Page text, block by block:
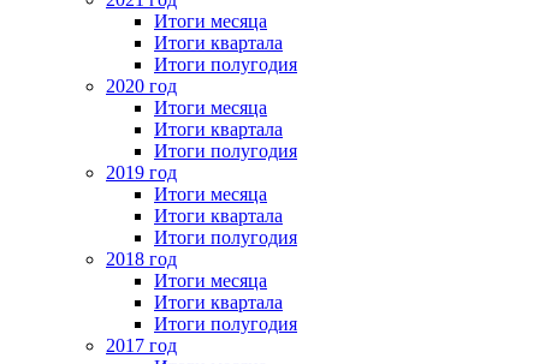
Итоги месяца
Итоги квартала
Итоги полугодия
2020 год
Итоги месяца
Итоги квартала
Итоги полугодия
2019 год
Итоги месяца
Итоги квартала
Итоги полугодия
2018 год
Итоги месяца
Итоги квартала
Итоги полугодия
2017 год